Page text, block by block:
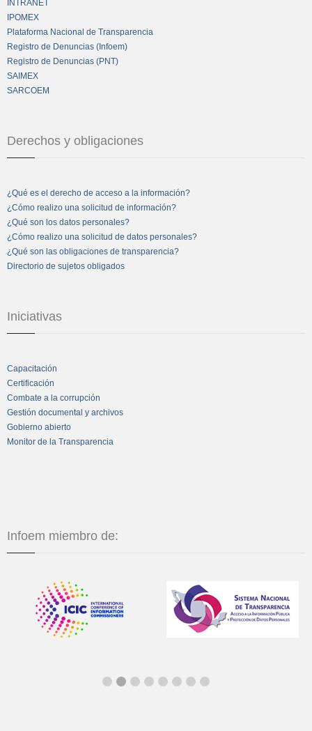
INTRANET
IPOMEX
Plataforma Nacional de Transparencia
Registro de Denuncias (Infoem)
Registro de Denuncias (PNT)
SAIMEX
SARCOEM
Derechos y obligaciones
¿Qué es el derecho de acceso a la información?
¿Cómo realizo una solicitud de información?
¿Qué son los datos personales?
¿Cómo realizo una solicitud de datos personales?
¿Qué son las obligaciones de transparencia?
Directorio de sujetos obligados
Iniciativas
Capacitación
Certificación
Combate a la corrupción
Gestión documental y archivos
Gobierno abierto
Monitor de la Transparencia
Infoem miembro de: